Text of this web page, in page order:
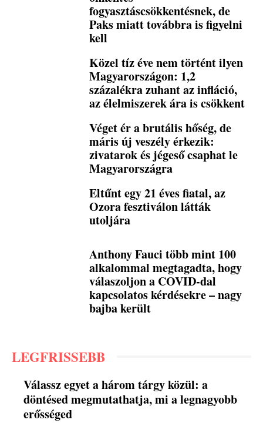
fogyasztáscsökkentésnek, de
Paks miatt továbbra is figyelni
kell
Közel tíz éve nem történt ilyen
Magyarországon: 1,2
százalékra zuhant az infláció,
az élelmiszerek ára is csökkent
Véget ér a brutális hőség, de
máris új veszély érkezik:
zivatarok és jégeső csaphat le
Magyarországra
Eltűnt egy 21 éves fiatal, az
Ozora fesztiválon látták
utoljára
Anthony Fauci több mint 100
alkalommal megtagadta, hogy
válaszoljon a COVID-dal
kapcsolatos kérdésekre – nagy
bajba került
LEGFRISSEBB
Válassz egyet a három tárgy közül: a
döntésed megmutathatja, mi a legnagyobb
erősséged